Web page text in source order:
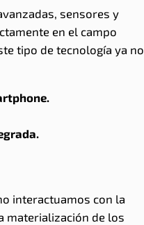
sensores y
en el campo
tipo de tecnología ya no
interactuamos con la
materialización de los